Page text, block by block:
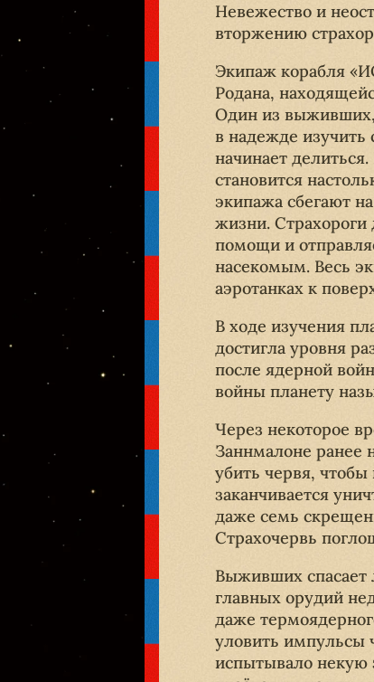
Невежество и
вторжению
Экипаж корабля
Родана,
Один из выживших,
в надежде изучить
начинает
становится
экипажа сбегают
жизни. Страхороги
помощи и
насекомым. Весь
аэротанках к
В ходе изучения
достигла уровня
после ядерной
войны планету
Через некоторое
Заннмалоне ранее
убить червя,
заканчивается
даже семь
Страхочервь
Выживших спасает
главных орудий
даже
уловить импульсы
испытывало некую